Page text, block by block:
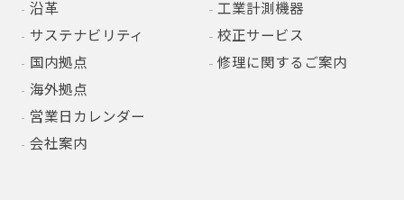
沿革
サステナビリティ
国内拠点
海外拠点
営業日カレンダー
会社案内
工業計測機器
校正サービス
修理に関するご案内